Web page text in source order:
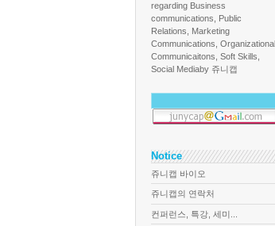
regarding Business
communications, Public
Relations, Marketing
Communications, Organizational
Communicaitons, Soft Skills,
Social Mediaby 쥬니캡
Notice
쥬니캡 바이오
쥬니캡의 연락처
컨퍼런스, 특강, 세미...